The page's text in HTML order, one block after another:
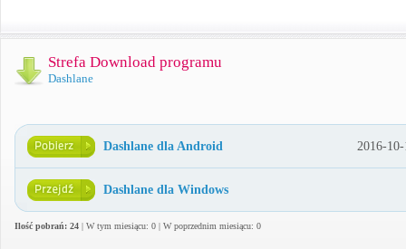
Strefa Download programu
Dashlane
Dashlane dla Android 2016-10-
Dashlane dla Windows
Ilość pobrań: 24 | W tym miesiącu: 0 | W poprzednim miesiącu: 0